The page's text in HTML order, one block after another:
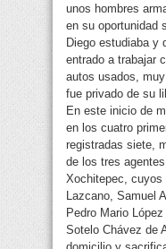
unos hombres
en su oportunidad
Diego estudiaba y
entrado a trabajar
autos usados,
fue privado de su
En este inicio de
en los cuatro
registradas siete,
de los tres
Xochitepec, cuyos
Lazcano, Samuel
Pedro Mario
Sotelo Chávez de